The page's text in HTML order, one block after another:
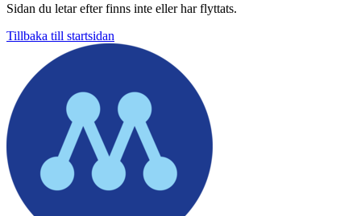
Sidan du letar efter finns inte eller har flyttats.
Tillbaka till startsidan